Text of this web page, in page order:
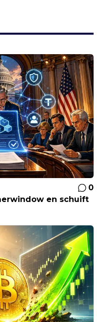
0
en schuift